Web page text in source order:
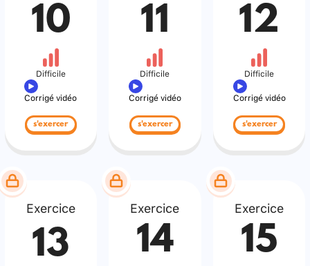
10
Difficile
Corrigé vidéo
s'exercer
11
Difficile
Corrigé vidéo
s'exercer
12
Difficile
Corrigé vidéo
s'exercer
Exercice
13
Exercice
14
Exercice
15